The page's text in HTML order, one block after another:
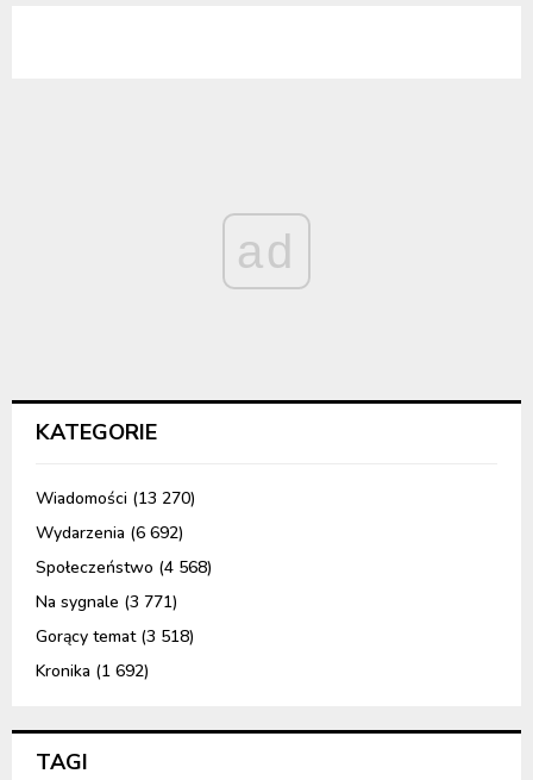
ad
KATEGORIE
Wiadomości (13 270)
Wydarzenia (6 692)
Społeczeństwo (4 568)
Na sygnale (3 771)
Gorący temat(3 518)
Kronika (1 692)
TAGI